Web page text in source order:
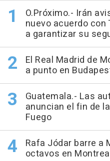
O.Próximo.- Irán
nuevo acuerdo con
a garantizar su
El Real Madrid de
a punto en
Guatemala.- Las
anuncian el fin de
Fuego
Rafa Jódar barre a
octavos en